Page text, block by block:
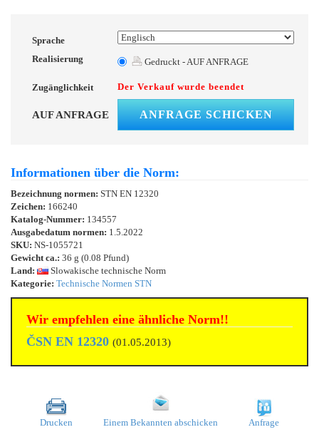
Sprache
Realisierung
Gedruckt - AUF ANFRAGE
Zugänglichkeit Der Verkauf wurde beendet
AUF ANFRAGE ANFRAGE SCHICKEN
Informationen über die Norm:
Bezeichnung normen: STN EN 12320
Zeichen: 166240
Katalog-Nummer: 134557
Ausgabedatum normen: 1.5.2022
SKU: NS-1055721
Gewicht ca.: 36 g (0.08 Pfund)
Land:
Slowakische technische Norm
Kategorie: Technische Normen STN
Wir empfehlen eine ähnliche Norm!!
ČSN EN 12320 (01.05.2013)
Drucken Einem Bekannten abschicken Anfrage